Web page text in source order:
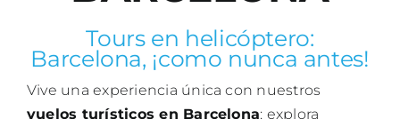
Tours en helicóptero:
Barcelona, ¡como nunca antes!
Vive una experiencia única con nuestros
vuelos turísticos en Barcelona: explora